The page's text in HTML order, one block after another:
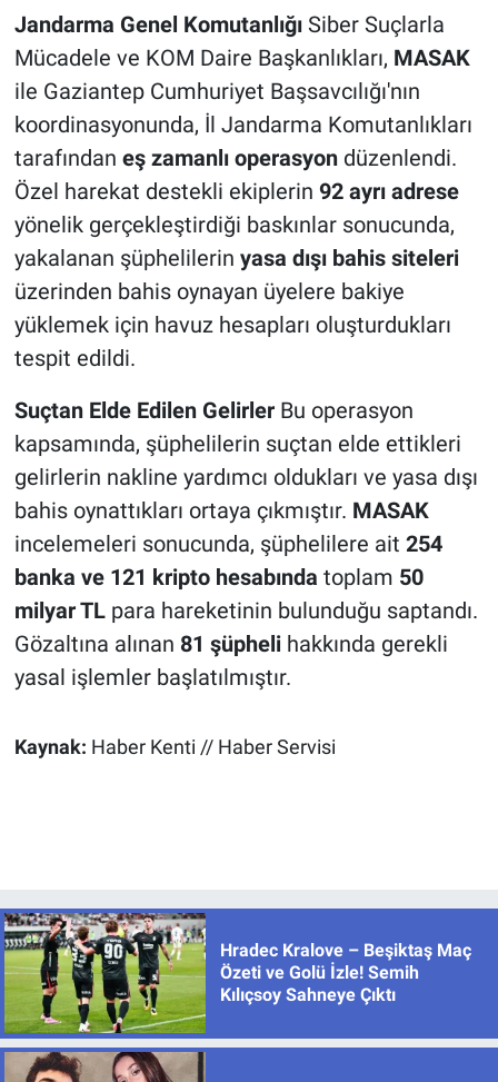
Jandarma Genel KomutanlığıSiber Suçlarla
Mücadele ve KOM Daire Başkanlıkları, MASAK
ile Gaziantep Cumhuriyet Başsavcılığı'nın
koordinasyonunda, İl Jandarma Komutanlıkları
tarafından eş zamanlı operasyondüzenlendi.
Özel harekat destekli ekiplerin 92 ayrı adrese
yönelik gerçekleştirdiği baskınlar sonucunda,
yakalanan şüphelilerin yasa dışı bahis siteleri
üzerinden bahis oynayan üyelere bakiye
yüklemek için havuz hesapları oluşturdukları
tespit edildi.
Suçtan Elde Edilen GelirlerBu operasyon
kapsamında, şüphelilerin suçtan elde ettikleri
gelirlerin nakline yardımcı oldukları ve yasa dışı
bahis oynattıkları ortaya çıkmıştır. MASAK
incelemeleri sonucunda, şüphelilere ait 254
banka ve 121 kripto hesabında toplam 50
milyar TLpara hareketinin bulunduğu saptandı.
Gözaltına alınan 81 şüphelihakkında gerekli
yasal işlemler başlatılmıştır.
Kaynak: Haber Kenti // Haber Servisi
Hradec Kralove – Beşiktaş Maç
Özeti ve Golü İzle! Semih
Kılıçsoy Sahneye Çıktı